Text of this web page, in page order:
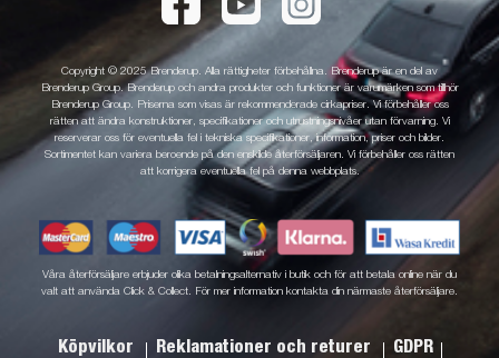
Copyright © 2025 Brenderup. Alla rättigheter förbehållna. Brenderup är en del av
Brenderup Group. Brenderup och andra produkter och funktioner är varumärken som tillhör
Brenderup Group. Priserna som visas är rekommenderade cirkapriser. Vi förbehåller oss
rätten att ändra konstruktioner, specifikationer och utrustningsnivåer utan förvarning. Vi
reserverar oss för eventuella fel i tekniska specifikationer, information, priser och bilder.
Sortimentet kan variera beroende på den enskilde återförsäljaren. Vi förbehåller oss rätten
att korrigera eventuella fel på denna webbplats.
Våra återförsäljare erbjuder olika betalningsalternativ i butik och för att betala online när du
valt att använda Click & Collect. För mer information kontakta din närmaste återförsäljare.
Köpvilkor Reklamationer och returer GDPR